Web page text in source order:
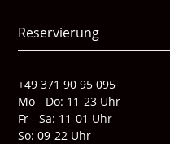
Reservierung
+49 371 90 95 095
Mo - Do: 11-23 Uhr
Fr - Sa: 11-01 Uhr
So: 09-22 Uhr